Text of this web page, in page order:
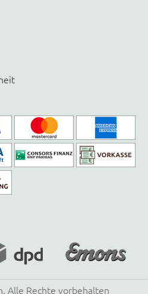
. Alle Rechte vorbehalten